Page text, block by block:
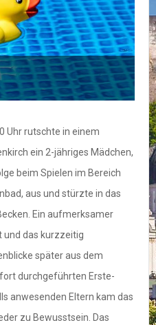
Uhr rutschte in einem
ein 2-jähriges Mädchen,
beim Spielen im Bereich
aus und stürzte in das
Ein aufmerksamer
und das kurzzeitig
später aus dem
durchgeführten Erste-
anwesenden Eltern kam das
zu Bewusstsein. Das